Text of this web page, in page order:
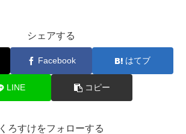
シェアする
Facebook はてブ
LINE コピー
くろすけをフォローする